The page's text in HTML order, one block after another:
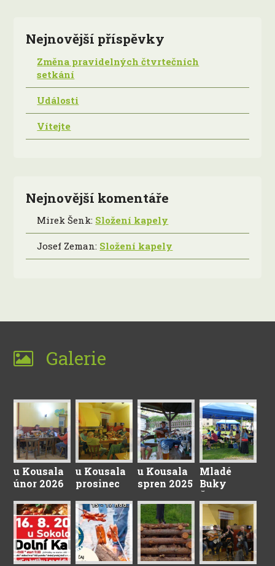
Nejnovější příspěvky
Změna pravidelných čtvrtečních
setkání
Události
Vítejte
Nejnovější komentáře
Mirek Šenk: Složení kapely
Josef Zeman: Složení kapely
Galerie
u Kousala
únor 2026
u Kousala
prosinec
u Kousala
spren 2025
Mladé
Buky
Červenec
2025